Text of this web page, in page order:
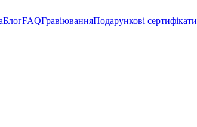
БлогFAQГравіюванняПодарункові сертифікати